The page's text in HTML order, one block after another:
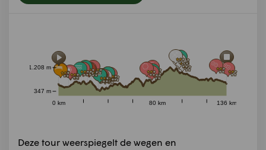
0 km 80 km 136 km
347 m
1.208 m
Deze tour weerspiegelt de wegen en